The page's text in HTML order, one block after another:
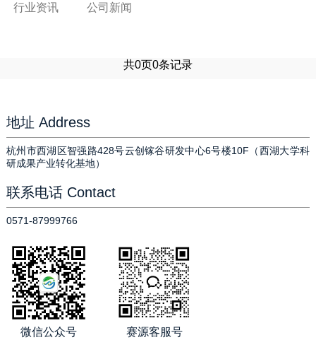
行业资讯 公司新闻
共0页0条记录
地址 Address
杭州市西湖区智强路428号云创镓谷研发中心6号楼10F（西湖大学科
研成果产业转化基地）
联系电话 Contact
0571-87999766
微信公众号 赛源客服号